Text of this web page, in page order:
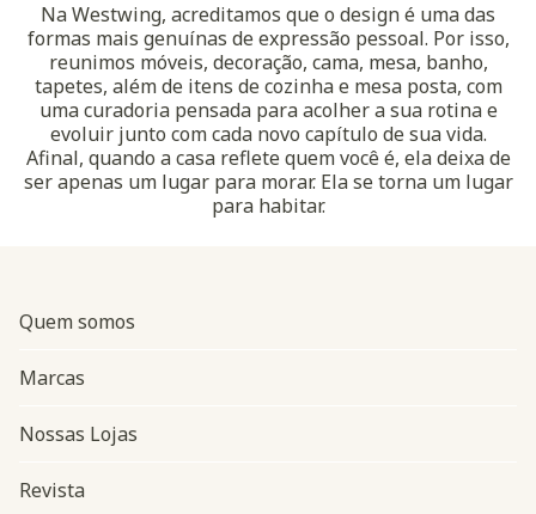
Na Westwing, acreditamos que o design é uma das
formas mais genuínas de expressão pessoal. Por isso,
reunimos móveis, decoração, cama, mesa, banho,
tapetes, além de itens de cozinha e mesa posta, com
uma curadoria pensada para acolher a sua rotina e
evoluir junto com cada novo capítulo de sua vida.
Afinal, quando a casa reflete quem você é, ela deixa de
ser apenas um lugar para morar. Ela se torna um lugar
para habitar.
Quem somos
Marcas
Nossas Lojas
Revista